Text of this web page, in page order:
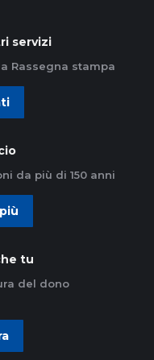
servizi
Rassegna stampa
da più di 150 anni
tu
del dono